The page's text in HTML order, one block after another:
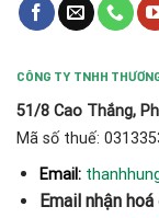
CÔNG TY TNHH
51/8 Cao Thắng,
Mã số thuế:
Email:
Email nhận hoá